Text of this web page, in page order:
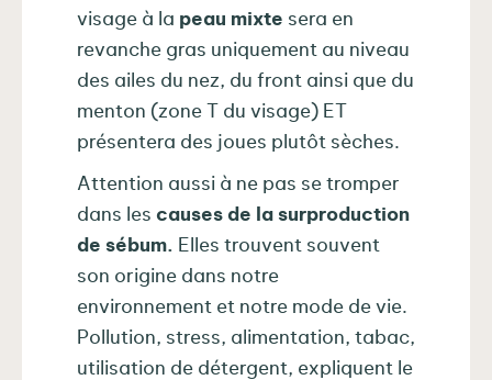
visage à la peau mixte sera en
revanche gras uniquement au niveau
des ailes du nez, du front ainsi que du
menton (zone T du visage) ET
présentera des joues plutôt sèches.
Attention aussi à ne pas se tromper
dans les causes de la surproduction
de sébum. Elles trouvent souvent
son origine dans notre
environnement et notre mode de vie.
Pollution, stress, alimentation, tabac,
utilisation de détergent, expliquent le